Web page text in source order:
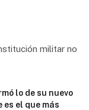
militar no
lo de su nuevo
es el que más